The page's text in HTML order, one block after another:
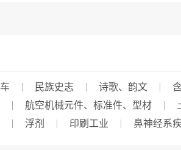
民族史志 诗歌、韵文
航空机械元件、标准件、型材
浮剂 印刷工业 鼻神经系